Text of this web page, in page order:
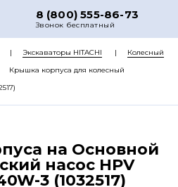
8 (800) 555-86-73
Звонок бесплатный
О НАС
ЗАПЧАСТЕЙ
ЦЕНЫ
Экскаваторы HITACHI
Колесный
Крышка корпуса для колесный
на Основной
насос HPV
3 (1032517)